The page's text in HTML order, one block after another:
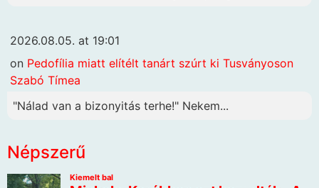
2026.08.05. at 19:01
on Pedofília miatt elítélt tanárt szúrt ki Tusványoson
Szabó Tímea
"Nálad van a bizonyitás terhe!" Nekem...
Népszerű